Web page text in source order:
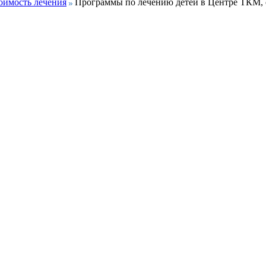
лечения Программы по лечению детей в Центре ТКМ,